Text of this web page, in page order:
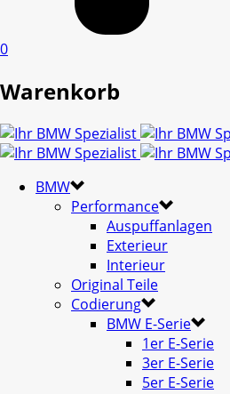
0
Warenkorb
BMW
Performance
Auspuffanlagen
Exterieur
Interieur
Original Teile
Codierung
BMW E-Serie
1er E-Serie
3er E-Serie
5er E-Serie